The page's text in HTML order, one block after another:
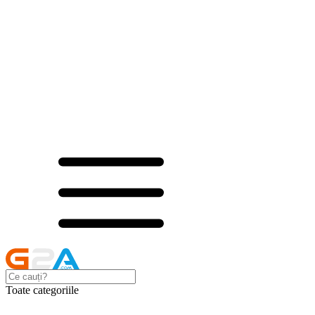
Toate categoriile